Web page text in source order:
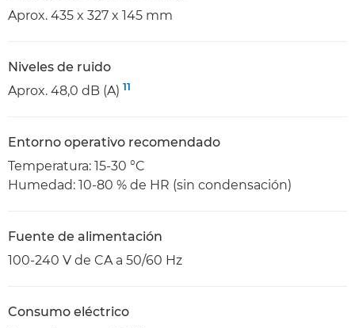
Aprox. 435 x 327 x 145 mm
Niveles de ruido
Aprox. 48,0 dB (A) 11
Entorno operativo recomendado
Temperatura: 15-30 °C
Humedad: 10-80 % de HR (sin condensación)
Fuente de alimentación
100-240 V de CA a 50/60 Hz
Consumo eléctrico